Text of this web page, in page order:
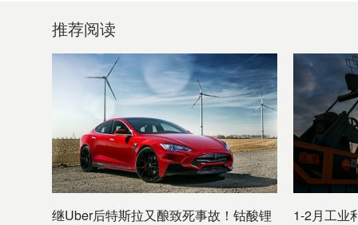
推荐阅读
继Uber后特斯拉又酿致死事故！钴酸锂
1-2月工业